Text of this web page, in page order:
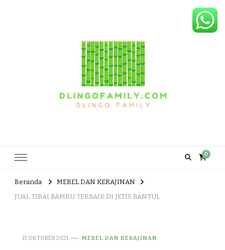
0
Beranda
MEBEL DAN KERAJINAN
JUAL TIRAI BAMBU TERBAIK DI JETIS BANTUL
15 OKTOBER 2021 MEBEL DAN KERAJINAN